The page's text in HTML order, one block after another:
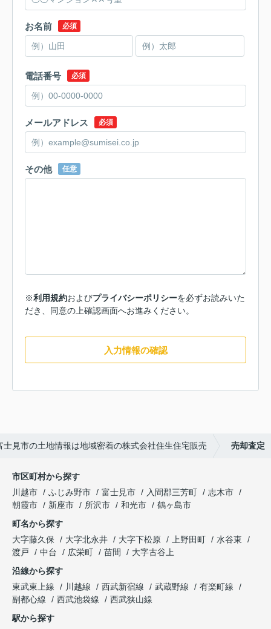
お名前 必須
電話番号 必須
メールアドレス 必須
その他 任意
※利用規約およびプライバシーポリシーを必ずお読みいた
だき、同意の上確認画面へお進みください。
入力情報の確認
士見市の土地情報は地域密着の株式会社住生住宅販売 売却査定
市区町村から探す
川越市
ふじみ野市 富士見市 入間郡三芳町
志木市
朝霞市
新座市 所沢市 和光市
鶴ヶ島市
町名から探す
大字藤久保
大字北永井 大字下松原 上野田町
水谷東
渡戸
中台 広栄町 苗間
大字古谷上
沿線から探す
東武東上線
川越線 西武新宿線 武蔵野線
有楽町線
副都心線
西武池袋線
西武狭山線
駅から探す